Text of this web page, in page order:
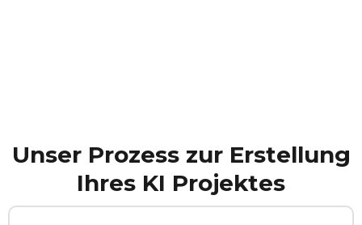
Unser Prozess zur Erstellung
Ihres KI Projektes